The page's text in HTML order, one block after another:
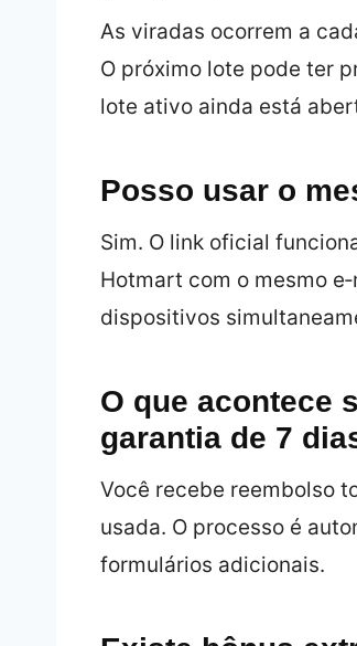
As viradas ocorrem a
O próximo lote pode ter
lote ativo ainda está
Posso usar o
Sim. O link oficial
Hotmart com o mesmo
dispositivos
O que acontece
garantia de 7
Você recebe reembolso
usada. O processo é
formulários adicionais.